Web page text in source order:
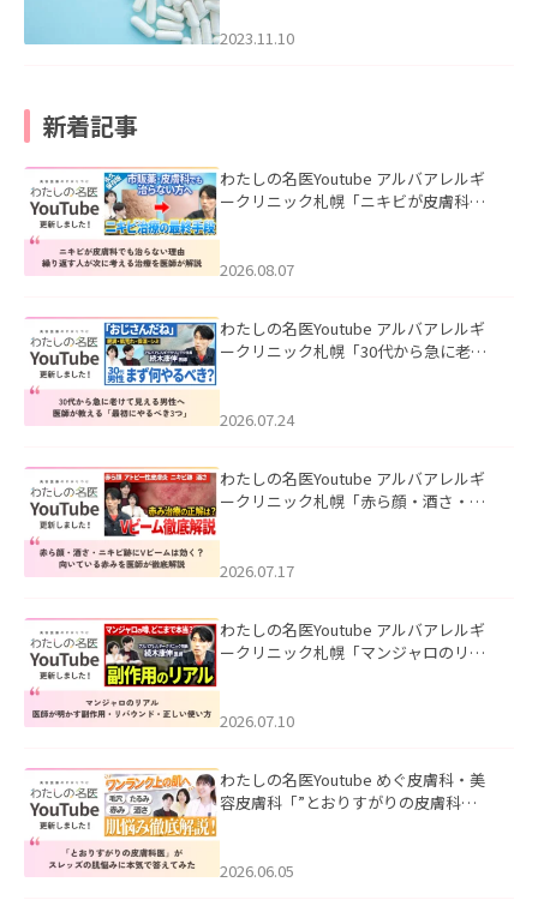
2023.11.10
新着記事
わたしの名医Youtube アルバアレルギ
ークリニック札幌「ニキビが皮膚科で
ました。
2026.08.07
わたしの名医Youtube アルバアレルギ
ークリニック札幌「30代から急に老け
た。
2026.07.24
わたしの名医Youtube アルバアレルギ
ークリニック札幌「赤ら顔・酒さ・ニ
した。
2026.07.17
わたしの名医Youtube アルバアレルギ
ークリニック札幌「マンジャロのリア
た。
2026.07.10
わたしの名医Youtube めぐ皮膚科・美
容皮膚科「”とおりすがりの皮膚科
2026.06.05